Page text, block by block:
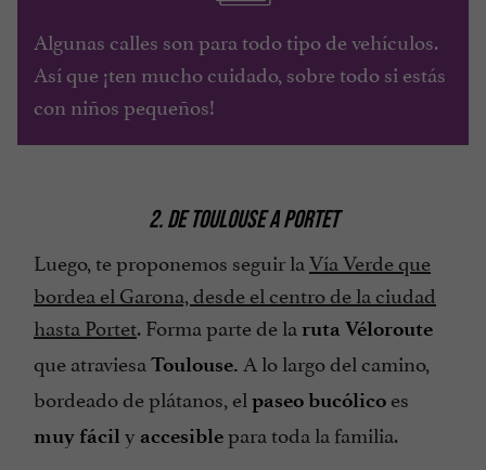
Algunas calles son para todo tipo de vehículos.
Así que ¡ten mucho cuidado, sobre todo si estás
con niños pequeños!
2. DE TOULOUSE A PORTET
Luego, te proponemos seguir laVía Verde que
bordea el Garona, desde el centro de la ciudad
hasta Portet. Forma parte de la ruta Véloroute
que atraviesa Toulouse. A lo largo del camino,
bordeado de plátanos, el paseo bucólico es
muy fácil y accesiblepara toda la familia.